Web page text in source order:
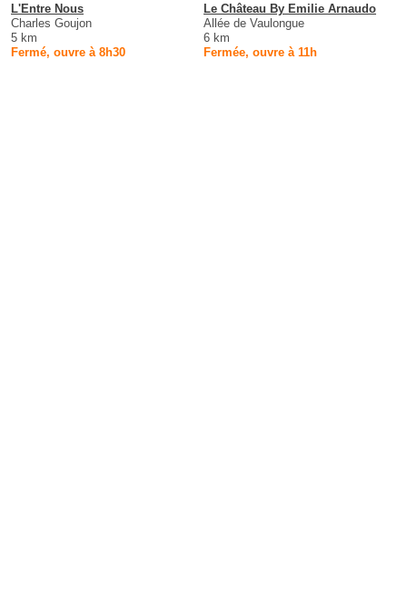
L'Entre Nous
Charles Goujon
5 km
Fermé, ouvre à 8h30
Le Château By Emilie Arnaudo
Allée de Vaulongue
6 km
Fermée, ouvre à 11h